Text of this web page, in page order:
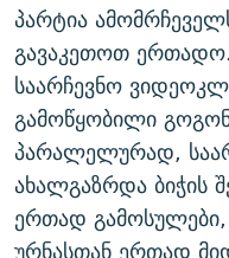
პარტია
გავაკეთოთ
საარჩევნო
გამოწყობილი
პარალელურად,
ახალგაზრდა ბიჭის
ერთად